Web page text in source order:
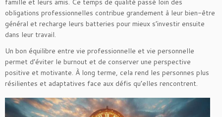
obligations professionnelles contribue grandement à leur bien-être
général et recharge leurs batteries pour mieux s’investir ensuite
dans leur travail.
Un bon équilibre entre vie professionnelle et vie personnelle
permet d’éviter le burnout et de conserver une perspective
positive et motivante. À long terme, cela rend les personnes plus
résilientes et adaptatives face aux défis qu’elles rencontrent.